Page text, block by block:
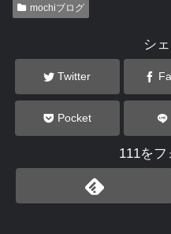
mochiブログ
シ
Twitter
Pocket
111をフ